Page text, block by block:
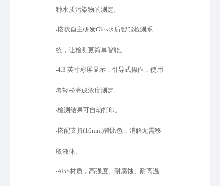
种水质污染物的测定。
•搭载自主研发Glos水质智能检测系
统，让检测更简单智能。
•4.3 英寸彩屏显示，引导式操作，使用
者轻松完成浓度测定。
•检测结果可自动打印。
•搭配支持(16mm)管比色，消解无需移
取液体。
•ABS材质，高强度、耐腐蚀、耐高温